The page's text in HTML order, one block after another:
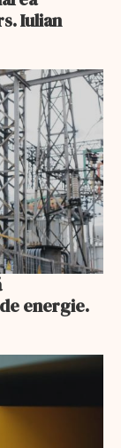
Iulian
energie.